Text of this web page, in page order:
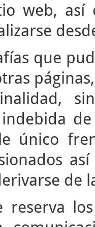
web, así
que
único
de
reserva